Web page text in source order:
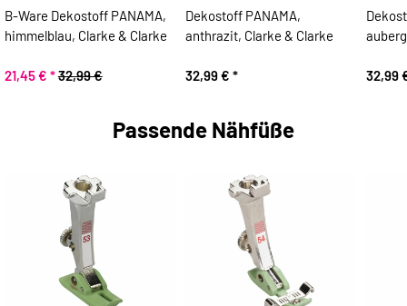
B-Ware Dekostoff PANAMA,
himmelblau, Clarke & Clarke
21,45 € *32,99 €
Dekostoff PANAMA,
anthrazit, Clarke & Clarke
32,99 € * 32,99
Passende Nähfüße